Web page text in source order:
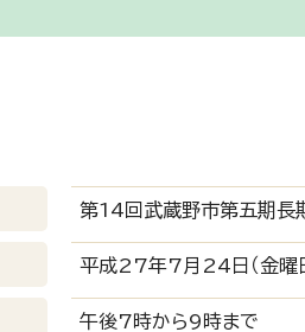
第14回武蔵野市第五期長
平成27年7月24日（金曜
午後7時から9時まで